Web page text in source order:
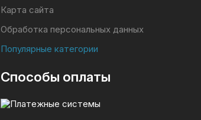
Карта сайта
Обработка персональных данных
Популярные категории
Способы оплаты